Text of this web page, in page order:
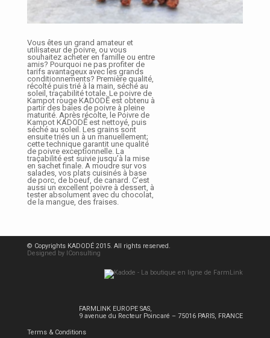
Vous êtes un grand amateur et
utilisateur de poivre, ou vous
souhaitez acheter en famille ou entre
amis? Pourquoi ne pas profiter de
tarifs avantageux avec les grands
conditionnements? Première qualité,
récolté puis trié à la main, séché au
soleil, traçabilité totale. Le poivre de
Kampot rouge KADODĒ est obtenu à
partir des baies de poivre à pleine
maturité. Après récolte, le Poivre de
Kampot KADODĒ est nettoyé, puis
séché au soleil. Les grains sont
ensuite triés un à un manuellement;
cette technique garantit une qualité
de poivre exceptionnelle. La
traçabilité est suivie jusqu’à la mise
en sachet finale. A moudre sur vos
salades, vos plats cuisinés à base
de porc, de boeuf, de canard. C’est
aussi un excellent poivre à dessert, à
tester absolument avec du chocolat,
de la mangue, des fraises.
© Copyrights KADODÉ 2015. All rights reserved.
Designed by IConsulting
FARMLINK EUROPE SAS,
9 avenue du Recteur Poincaré – 75016 PARIS, FRANCE
Terms & Conditions